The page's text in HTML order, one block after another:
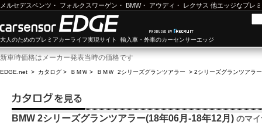
メルセデスベンツ ・ フォルクスワーゲン ・ BMW・ アウディ ・ レクサス 他エッジなプレ
大人のためのプレミアカーライフ実現サイト 輸入車・外車のカーセンサーエッジ
新車時価格はメーカー発表当時の価格です
EDGE.net > カタログ > ＢＭＷ > ＢＭＷ 2シリーズグランツアラー > 2シリーズグランツアラ
BMW 2シリーズグランツアラー(18年06月-18年12月) のマ